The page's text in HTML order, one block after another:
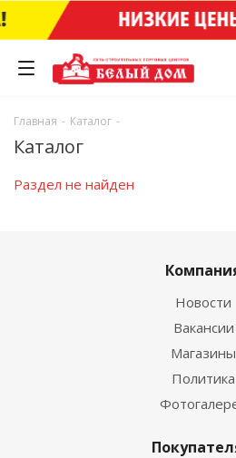
Главная - Каталог -
Каталог
Раздел не найден
Новости
Вакансии
Магазины
Политика